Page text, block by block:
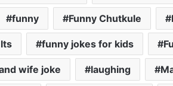
funny Funny Chutkule
funny jokes for kids
wife joke laughing